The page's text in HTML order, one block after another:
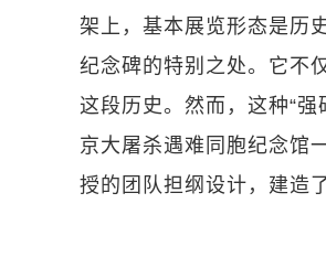
架上，基本展览形态是历
纪念碑的特别之处。它不
这段历史。然而，这种“
京大屠杀遇难同胞纪念馆
授的团队担纲设计，建造